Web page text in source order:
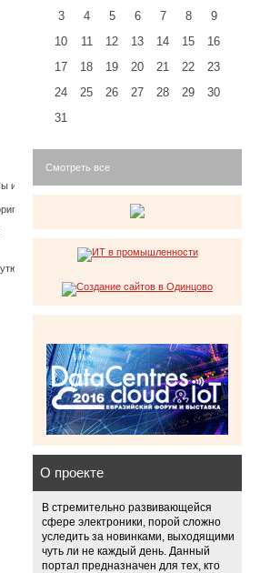
использования, иначе по истечению времени
ткани, изготовленные из крапивы,
…
3
4 5 6 7 8
9
10
11 12 13 14 15
16
17
18 19 20 21 22
23
24
25 26 27 28 29
30
31
Смотреть все
О проекте
В стремительно развивающейся
сфере электроники, порой сложно
уследить за новинками, выходящими
чуть ли не каждый день. Данный
портал предназначен для тех, кто